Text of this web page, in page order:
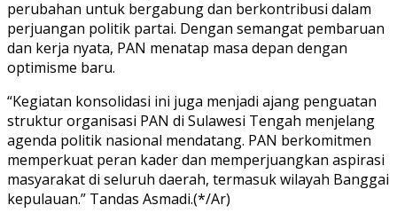
perubahan untuk bergabung dan berkontribusi dalam
perjuangan politik partai. Dengan semangat pembaruan
dan kerja nyata, PAN menatap masa depan dengan
optimisme baru.
“Kegiatan konsolidasi ini juga menjadi ajang penguatan
struktur organisasi PAN di Sulawesi Tengah menjelang
agenda politik nasional mendatang. PAN berkomitmen
memperkuat peran kader dan memperjuangkan aspirasi
masyarakat di seluruh daerah, termasuk wilayah Banggai
kepulauan.” Tandas Asmadi.(*/Ar)